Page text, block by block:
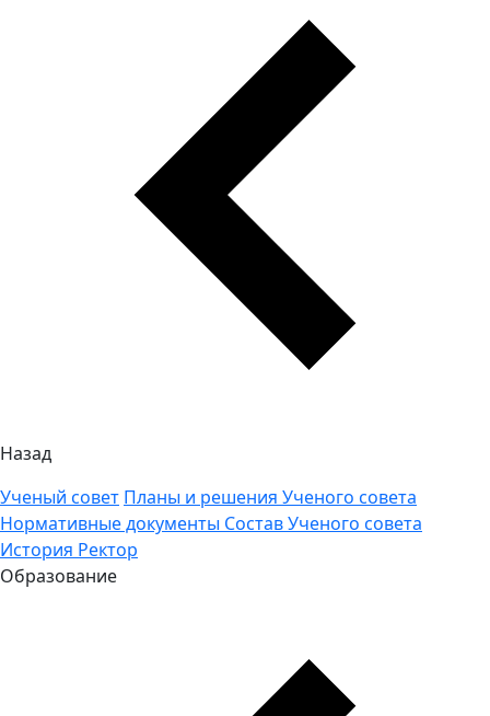
Назад
Ученый совет Планы и решения Ученого совета
Нормативные документы Состав Ученого совета
История Ректор
Образование